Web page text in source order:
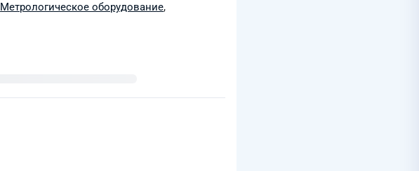
Метрологическое оборудование,